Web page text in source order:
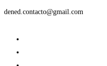
dened.contacto@gmail.com